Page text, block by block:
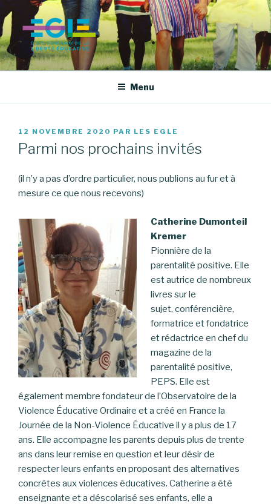
au
contenu
principal
LES ÉTATS GÉNÉRAUX DE LA
LIBERTÉ ÉDUCATIVE
Menu
PUBLIÉ
LE
12 NOVEMBRE 2020 PAR LES EGLE
Parmi nos prochains invités
(il n’y a pas d’ordre particulier, nous publions au fur et à
mesure ce que nous recevons)
Catherine Dumonteil
Kremer
Pionnière de la
parentalité positive. Elle
est autrice de nombreux
livres sur le
sujet, conférencière,
formatrice et fondatrice
et rédactrice en chef du
magazine de la
parentalité positive,
PEPS. Elle est
également membre fondateur de l’Observatoire de la
Violence Éducative Ordinaire et a créé en France la
Journée de la Non-Violence Éducative il y a plus de 17
ans. Elle accompagne les parents depuis plus de trente
ans dans leur remise en question et leur désir de
respecter leurs enfants en proposant des alternatives
concrètes aux violences éducatives. Catherine a été
enseignante et a déscolarisé ses enfants, elle a